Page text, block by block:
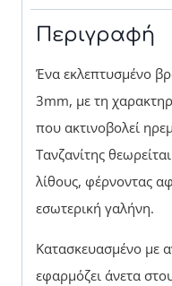
Περιγραφή
Ένα εκλεπτυσμένο
3mm, με τη
που ακτινοβολεί
Τανζανίτης
λίθους, φέρνοντας
εσωτερική γαλήνη.
Κατασκευασμένο με
εφαρμόζει άνετα